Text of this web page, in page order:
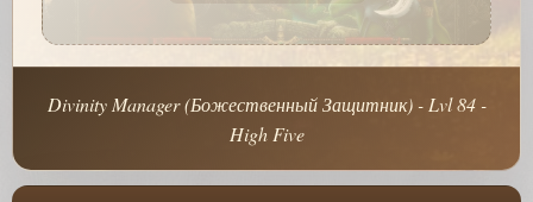
Divinity Manager (Божественный Защитник) - Lvl 84 -
High Five